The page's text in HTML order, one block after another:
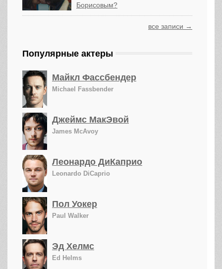
Борисовым?
все записи →
Популярные актеры
Майкл Фассбендер
Michael Fassbender
Джеймс МакЭвой
James McAvoy
Леонардо ДиКаприо
Leonardo DiCaprio
Пол Уокер
Paul Walker
Эд Хелмс
Ed Helms